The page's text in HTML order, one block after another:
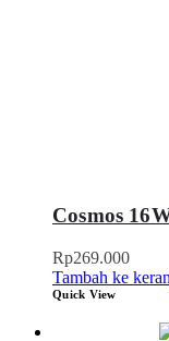
Cosmos
Rp269.000
Tambah ke
Quick View